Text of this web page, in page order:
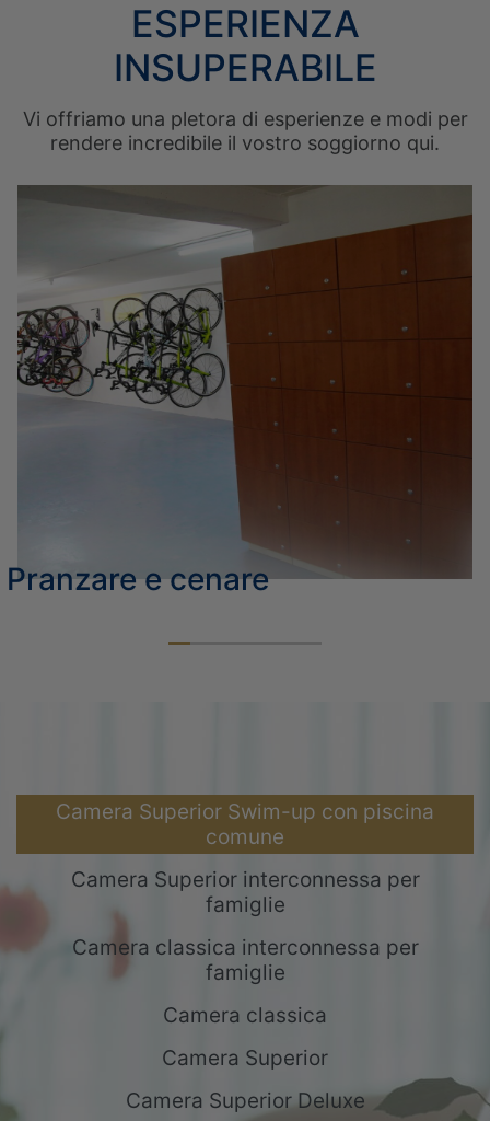
L’ALBERGO
CAMERE E SUITE
OFFERTE SPECIALI
PRIVILEGI DELLA CLASSE ELITE
GALLERIA FOTOGRAFICA
ONLINE CHECK-IN
ESPERIENZA
INSUPERABILE
Vi offriamo una pletora di esperienze e modi per
rendere incredibile il vostro soggiorno qui.
Pranzare e cenare
Camera Superior Swim-up con piscina
comune
Camera Superior interconnessa per
famiglie
Camera classica interconnessa per
famiglie
Camera classica
Camera Superior
Camera Superior Deluxe